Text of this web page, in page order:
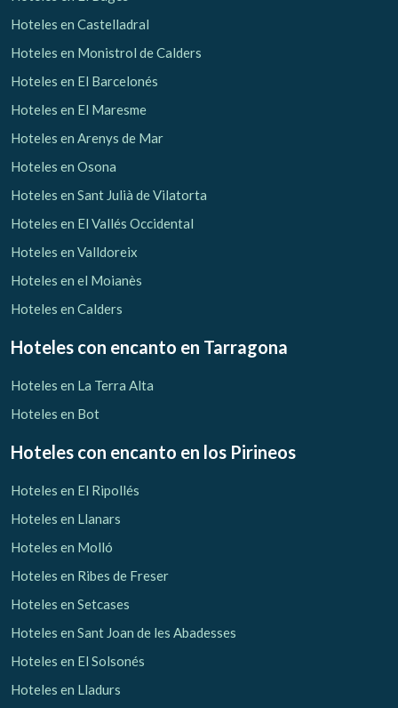
Gestionar mi reserva
Hoteles en Castelladral
Hoteles en Monistrol de Calders
Hoteles en El Barcelonés
Hoteles en El Maresme
Hoteles en Arenys de Mar
Hoteles en Osona
Hoteles en Sant Julià de Vilatorta
Hoteles en El Vallés Occidental
Hoteles en Valldoreix
Hoteles en el Moianès
Hoteles en Calders
Hoteles con encanto en Tarragona
Hoteles en La Terra Alta
Hoteles en Bot
Hoteles con encanto en los Pirineos
Hoteles en El Ripollés
Hoteles en Llanars
Hoteles en Molló
Hoteles en Ribes de Freser
Hoteles en Setcases
Hoteles en Sant Joan de les Abadesses
Hoteles en El Solsonés
Hoteles en Lladurs